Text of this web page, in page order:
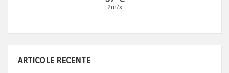
2m/s
ARTICOLE RECENTE